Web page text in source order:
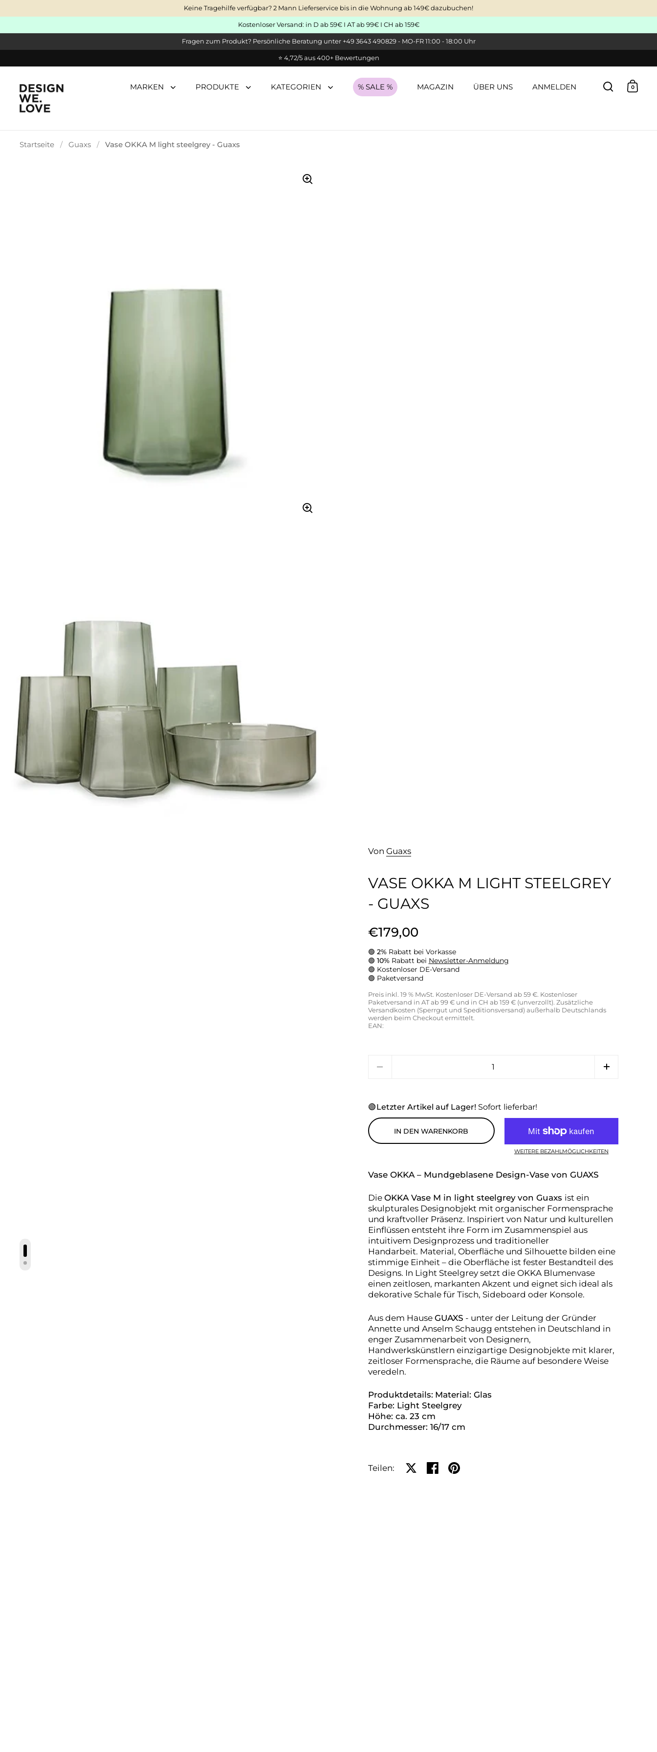
Keine Tragehilfe verfügbar? 2 Mann Lieferservice bis in die Wohnung ab 149€ dazubuchen!
Kostenloser Versand: in D ab 59€ I AT ab 99€ I CH ab 159€
Fragen zum Produkt? Persönliche Beratung unter +49 3643 490829 - MO-FR 11:00 - 18:00 Uhr
⭐ 4,72/5 aus 400+ Bewertungen
MARKEN PRODUKTE KATEGORIEN % SALE % MAGAZIN ÜBER UNS ANMELDEN Suche
0
Startseite / Guaxs / Vase OKKA M light steelgrey - Guaxs
Von Guaxs
VASE OKKA M LIGHT STEELGREY
- GUAXS
€179,00
🟢 2%Rabatt bei Vorkasse
🟢 10%Rabatt bei Newsletter-Anmeldung
🟢 Kostenloser DE-Versand
🟢 Paketversand
Preis inkl. 19 % MwSt. Kostenloser DE-Versand ab 59 €. Kostenloser
Paketversand in AT ab 99 € und in CH ab 159 € (unverzollt). Zusätzliche
Versandkosten (Sperrgut und Speditionsversand) außerhalb Deutschlands
werden beim Checkout ermittelt.
EAN:
🟢Letzter Artikel auf Lager! Sofort lieferbar!
IN DEN WARENKORB
WEITERE BEZAHLMÖGLICHKEITEN
Vase OKKA – Mundgeblasene Design-Vase von GUAXS
Die OKKA Vase M in light steelgrey von Guaxs ist ein
skulpturales Designobjekt mit organischer Formensprache
und kraftvoller Präsenz. Inspiriert von Natur und kulturellen
Einflüssen entsteht ihre Form im Zusammenspiel aus
intuitivem Designprozess und traditioneller
Handarbeit. Material, Oberfläche und Silhouette bilden eine
stimmige Einheit – die Oberfläche ist fester Bestandteil des
Designs. In Light Steelgrey setzt die OKKA Blumenvase
einen zeitlosen, markanten Akzent und eignet sich ideal als
dekorative Schale für Tisch, Sideboard oder Konsole.
Aus dem Hause GUAXS - unter der Leitung der Gründer
Annette und Anselm Schaugg entstehen in Deutschland in
enger Zusammenarbeit von Designern,
Handwerkskünstlern einzigartige Designobjekte mit klarer,
zeitloser Formensprache, die Räume auf besondere Weise
veredeln.
Produktdetails: Material: Glas
Farbe: Light Steelgrey
Höhe: ca. 23 cm
Durchmesser: 16/17 cm
Teilen: Auf X teilenAuf Facebook teilen
Auf Pinterest teilen